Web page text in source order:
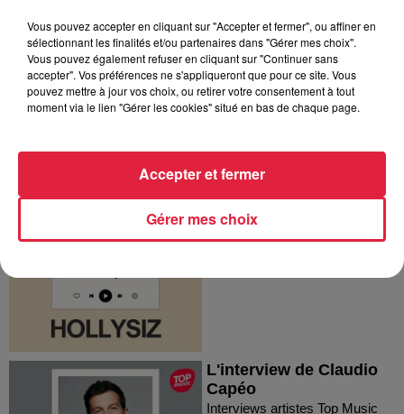
Interview artistes Top
L'interview de Claudio
Capéo
Interviews artistes Top Music
Vous pouvez accepter en cliquant sur "Accepter et fermer", ou affiner en
sélectionnant les finalités et/ou partenaires dans "Gérer mes choix".
Vous pouvez également refuser en cliquant sur "Continuer sans
accepter". Vos préférences ne s'appliqueront que pour ce site. Vous
pouvez mettre à jour vos choix, ou retirer votre consentement à tout
moment via le lien "Gérer les cookies" situé en bas de chaque page.
Gérer mes choix
Accepter et fermer